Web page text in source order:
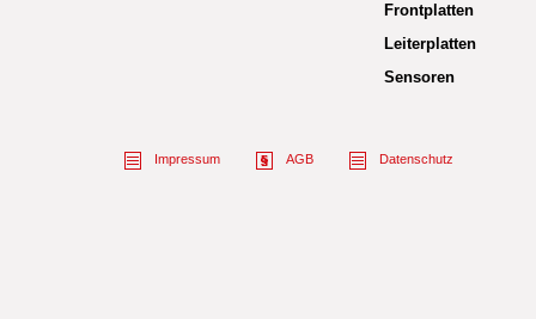
Frontplatten
Leiterplatten
Sensoren
Impressum AGB Datenschutz